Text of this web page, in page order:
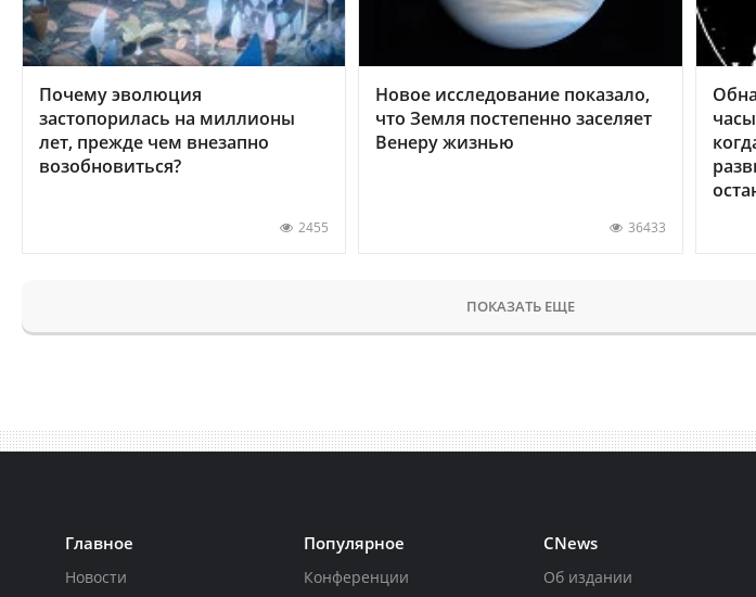
Почему эволюция
застопорилась на миллионы
лет, прежде чем внезапно
возобновиться?
2455
Новое исследование показало,
что Земля постепенно заселяет
Венеру жизнью
36433
ПОКАЗАТЬ ЕЩЕ
Главное
Новости
Популярное
Конференции
CNews
Об издании